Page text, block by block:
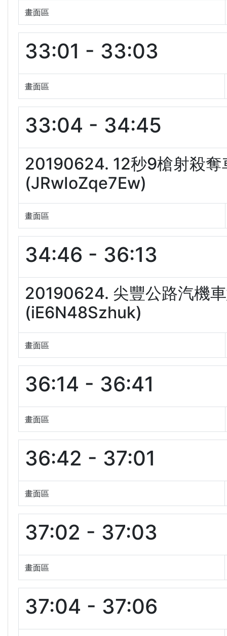
畫面區
33:01 - 33:03
畫面區
33:04 - 34:45
20190624. 12秒9槍射殺
(JRwIoZqe7Ew)
畫面區
34:46 - 36:13
20190624. 尖豐公路汽機
(iE6N48Szhuk)
畫面區
36:14 - 36:41
畫面區
36:42 - 37:01
畫面區
37:02 - 37:03
畫面區
37:04 - 37:06